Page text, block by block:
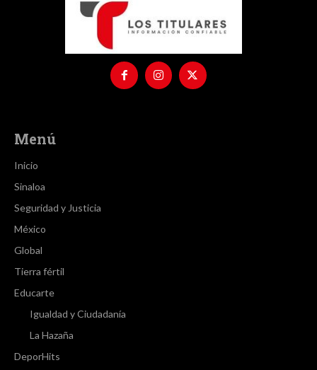
Menú
Inicio
Sinaloa
Seguridad y Justicia
México
Global
Tierra fértil
Educarte
Igualdad y Ciudadanía
La Hazaña
DeporHits